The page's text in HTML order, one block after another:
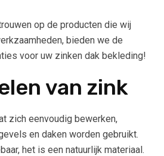
op de producten die wij
bieden we de
voor uw zinken dak bekleding!
van zink
zich eenvoudig bewerken,
en daken worden gebruikt.
het is een natuurlijk materiaal.